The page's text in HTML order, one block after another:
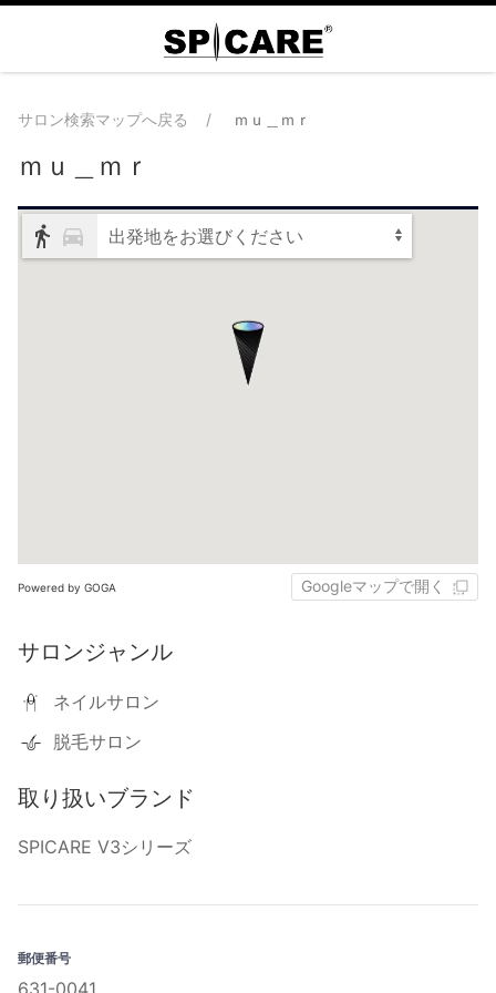
サロン検索マップへ戻る ｍｕ＿ｍｒ
ｍｕ＿ｍｒ
出発地をお選びください
Powered by GOGA Googleマップで開く
サロンジャンル
ネイルサロン
脱毛サロン
取り扱いブランド
SPICARE V3シリーズ
郵便番号